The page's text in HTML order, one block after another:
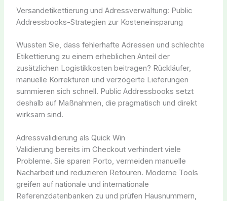
Versandetikettierung und Adressverwaltung: Public
Addressbooks-Strategien zur Kosteneinsparung
Wussten Sie, dass fehlerhafte Adressen und schlechte
Etikettierung zu einem erheblichen Anteil der
zusätzlichen Logistikkosten beitragen? Rückläufer,
manuelle Korrekturen und verzögerte Lieferungen
summieren sich schnell. Public Addressbooks setzt
deshalb auf Maßnahmen, die pragmatisch und direkt
wirksam sind.
Adressvalidierung als Quick Win
Validierung bereits im Checkout verhindert viele
Probleme. Sie sparen Porto, vermeiden manuelle
Nacharbeit und reduzieren Retouren. Moderne Tools
greifen auf nationale und internationale
Referenzdatenbanken zu und prüfen Hausnummern,